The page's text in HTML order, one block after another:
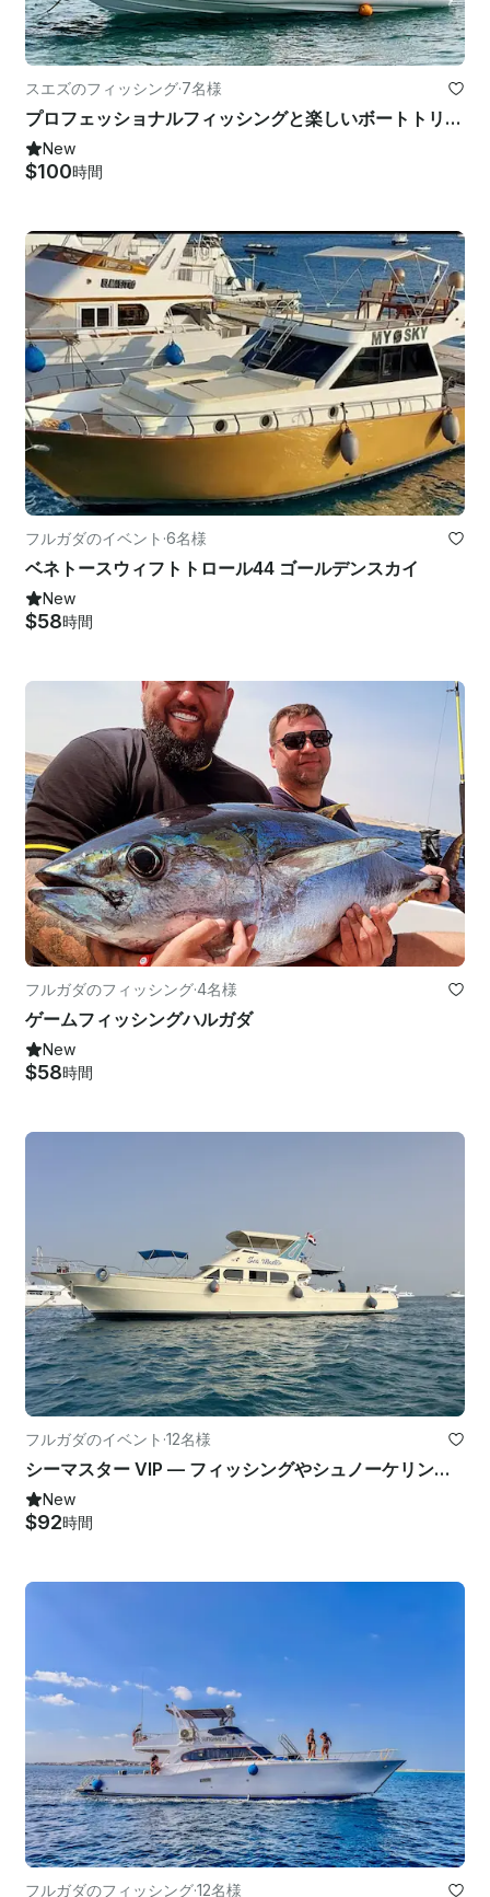
スエズのフィッシング·7名様
プロフェッショナルフィッシングと楽しいボートトリップ用の高速28フィートタイガーマリンリブ
New
$100時間
フルガダのイベント ·6名様
ベネトースウィフトトロール44 ゴールデンスカイ
New
$58時間
フルガダのフィッシング·4名様
ゲームフィッシングハルガダ
New
$58時間
フルガダのイベント ·12名様
シーマスター VIP — フィッシングやシュノーケリングなど、紅海の驚異を発見しよう
New
$92時間
フルガダのフィッシング·12名様